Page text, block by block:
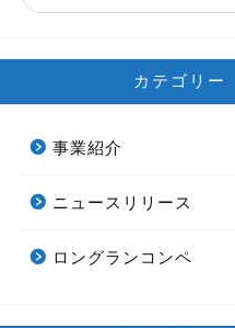
カテゴリー
事業紹介
ニュースリリース
ロングランコンペ